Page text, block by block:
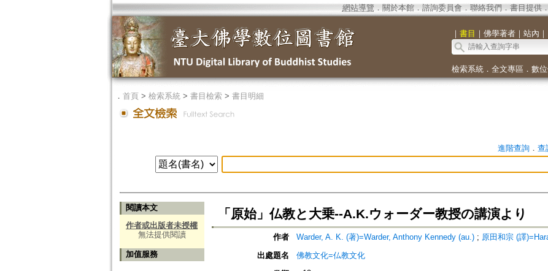
網站導覽 ． 關於本館． 諮詢委員會． 聯絡我們 ． 書目提供．
｜ 書目 ｜ 佛學著者｜ 站內 ｜
檢索系統． 全文專區 ． 數
． 首頁> 檢索系統> 書目檢索> 書目明細
進階查詢． 查
閱讀本文
作者或出版者未授權
無法提供閱讀
加值服務
「原始」仏教と大乗--A.K.ウォーダー教授の講演より
作者 Warder, A. K. (著)=Warder, Anthony Kennedy (au.); 原田和宗 (譯
出處題名
佛教文化=仏教文化